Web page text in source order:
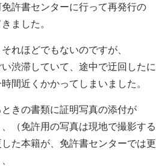
許書センターに行って再発行の
ました。
れほどでもないのですが、
渋滞していて、途中で迂回した
間近くかかってしまいました。
きの書類に証明写真の添付が
（免許用の写真は現地で撮影する
た本籍が、免許書センターでは